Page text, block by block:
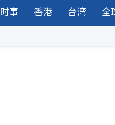
时事 香港 台湾 全